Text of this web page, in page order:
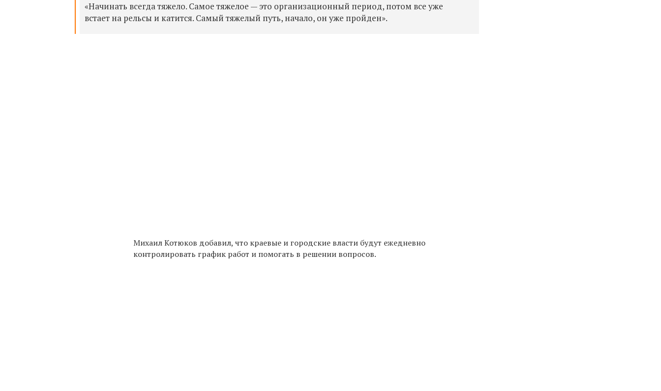
«Начинать всегда тяжело. Самое тяжелое — это организационный период, потом все уже
встает на рельсы и катится. Самый тяжелый путь, начало, он уже пройден».
Михаил Котюков добавил, что краевые и городские власти будут ежедневно
контролировать график работ и помогать в решении вопросов.